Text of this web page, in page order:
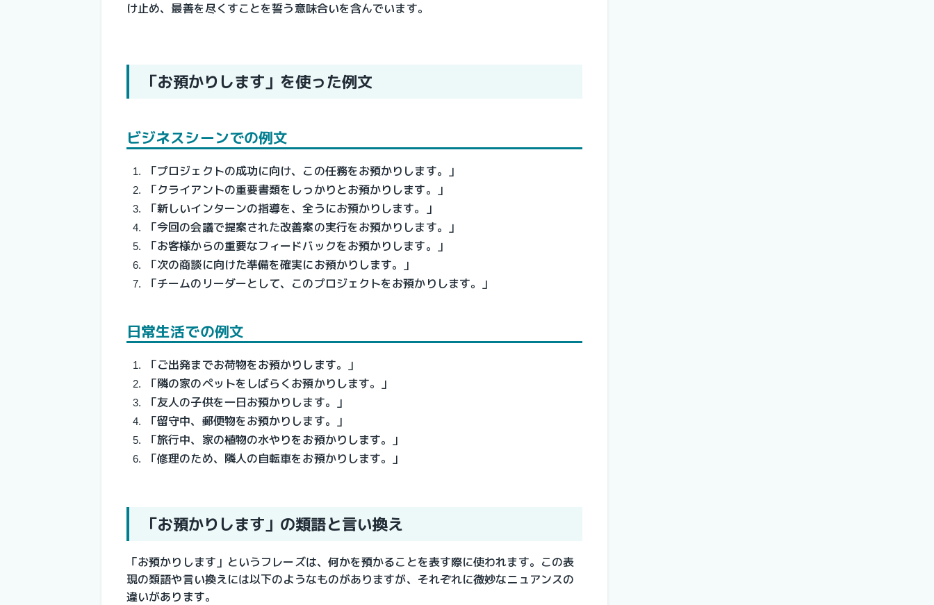
け止め、最善を尽くすことを誓う意味合いを含んでいます。
「お預かりします」を使った例文
ビジネスシーンでの例文
「プロジェクトの成功に向け、この任務をお預かりします。」
「クライアントの重要書類をしっかりとお預かりします。」
「新しいインターンの指導を、全うにお預かりします。」
「今回の会議で提案された改善案の実行をお預かりします。」
「お客様からの重要なフィードバックをお預かりします。」
「次の商談に向けた準備を確実にお預かりします。」
「チームのリーダーとして、このプロジェクトをお預かりします。」
日常生活での例文
「ご出発までお荷物をお預かりします。」
「隣の家のペットをしばらくお預かりします。」
「友人の子供を一日お預かりします。」
「留守中、郵便物をお預かりします。」
「旅行中、家の植物の水やりをお預かりします。」
「修理のため、隣人の自転車をお預かりします。」
「お預かりします」の類語と言い換え
「お預かりします」というフレーズは、何かを預かることを表す際に使われます。この表
現の類語や言い換えには以下のようなものがありますが、それぞれに微妙なニュアンスの
違いがあります。